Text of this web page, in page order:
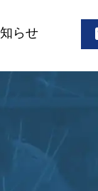
らせ